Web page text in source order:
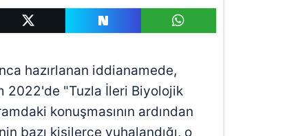
hazırlanan iddianamede,
2022'de "Tuzla İleri Biyolojik
konuşmasının ardından
bazı kişilerce yuhalandığı, o